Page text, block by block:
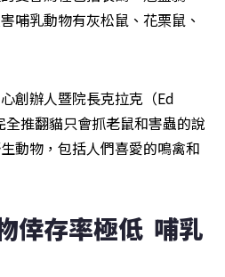
哺乳動物有灰松鼠、花栗鼠、
創辦人暨院長克拉克（Ed
推翻貓只會抓老鼠和害蟲的說
動物，包括人們喜愛的鳴禽和
倖存率極低  哺乳